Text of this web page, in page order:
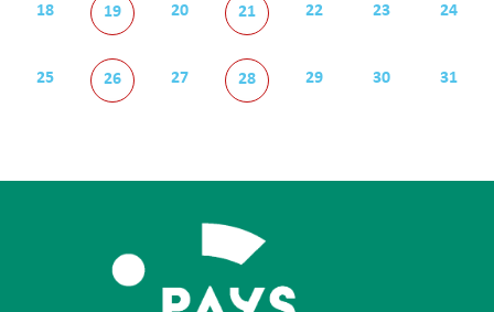
18 19 20 21 22 23 24
25 26 27 28 29 30 31